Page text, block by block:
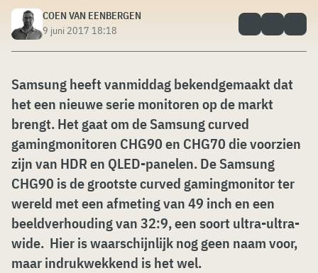
COEN VAN EENBERGEN
9 juni 2017 18:18
Samsung heeft vanmiddag bekendgemaakt dat
het een nieuwe serie monitoren op de markt
brengt. Het gaat om de Samsung curved
gamingmonitoren CHG90 en CHG70 die voorzien
zijn van HDR en QLED-panelen. De Samsung
CHG90 is de grootste curved gamingmonitor ter
wereld met een afmeting van 49 inch en een
beeldverhouding van 32:9, een soort ultra-ultra-
wide. Hier is waarschijnlijk nog geen naam voor,
maar indrukwekkend is het wel.